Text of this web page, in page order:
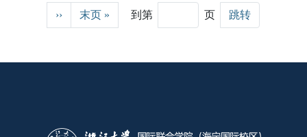
››下一页末页 » 到第 页 跳转